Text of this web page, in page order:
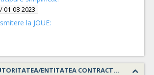
/01-08-2023
la JOUE:
SECTIUNEA I: AUTORITATEA/ENTITATEA CONTRACTANTA